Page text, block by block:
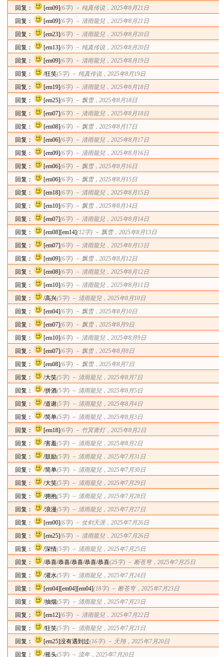
回复： [em09](6字) － 纯真传说 ，2025年8月21日
回复：
[em09](6字) － 清雨龍兒 ，2025年8月21日
回复：
[em23](6字) － 清雨龍兒 ，2025年8月20日
回复：
[em13](6字) － 纯真传说 ，2025年8月20日
回复：
[em09](6字) － 清雨龍兒 ，2025年8月19日
回复：
/狂笑(5字) － 纯真传说 ，2025年8月19日
回复：
[em19](6字) － 清雨龍兒 ，2025年8月18日
回复：
[em25](6字) － 飘雪，2025年8月18日
回复：
[em07](6字) － 清雨龍兒 ，2025年8月18日
回复：
[em08](6字) － 飘雪，2025年8月17日
回复：
[em06](6字) － 清雨龍兒 ，2025年8月17日
回复：
[em09](6字) － 清雨龍兒 ，2025年8月16日
回复：
[em06](6字) － 飘雪，2025年8月16日
回复：
[em06](6字) － 飘雪，2025年8月15日
回复：
[em18](6字) － 清雨龍兒 ，2025年8月15日
回复：
[em10](6字) － 飘雪，2025年8月14日
回复：
[em07](6字) － 清雨龍兒 ，2025年8月14日
回复：
[em08][em14](12字) － 飘雪，2025年8月13日
回复：
[em07](6字) － 清雨龍兒 ，2025年8月13日
回复：
[em09](6字) － 飘雪，2025年8月12日
回复：
[em08](6字) － 清雨龍兒 ，2025年8月12日
回复：
[em10](6字) － 清雨龍兒 ，2025年8月11日
回复：
/高兴(5字) － 清雨龍兒 ，2025年8月10日
回复：
[em04](6字) － 飘雪，2025年8月10日
回复：
[em07](6字) － 飘雪，2025年8月9日
回复：
[em10](6字) － 清雨龍兒 ，2025年8月9日
回复：
[em07](6字) － 飘雪，2025年8月8日
回复：
[em08](6字) － 飘雪，2025年8月7日
回复：
/大笑(5字) － 清雨龍兒 ，2025年8月7日
回复：
/拼酒(5字) － 清雨龍兒 ，2025年8月5日
回复：
/道谢(5字) － 清雨龍兒 ，2025年8月4日
回复：
/简单(5字) － 清雨龍兒 ，2025年8月3日
回复：
[em18](6字) － 竹冥青灯，2025年8月2日
回复：
/害羞(5字) － 清雨龍兒 ，2025年8月2日
回复：
/鼓励(5字) － 清雨龍兒 ，2025年7月31日
回复：
/简单(5字) － 清雨龍兒 ，2025年7月30日
回复：
/大笑(5字) － 清雨龍兒 ，2025年7月29日
回复：
/拥抱(5字) － 清雨龍兒 ，2025年7月28日
回复：
/浪漫(5字) － 清雨龍兒 ，2025年7月27日
回复：
[em00](6字) － 仗剑天涯，2025年7月26日
回复：
[em25](6字) － 清雨龍兒 ，2025年7月26日
回复：
/深情(5字) － 清雨龍兒 ，2025年7月25日
回复：
/恭喜/恭喜/恭喜/恭喜/恭喜(25字) － 断苍穹，2025年7月25日
回复：
/灌水(5字) － 清雨龍兒 ，2025年7月24日
回复：
[em04][em04][em04](18字) － 断苍穹，2025年7月23日
回复：
/抽烟(5字) － 清雨龍兒 ，2025年7月23日
回复：
[em12](6字) － 清雨龍兒 ，2025年7月22日
回复：
/狂笑(5字) － 清雨龍兒 ，2025年7月21日
回复：
[em25]没有遇到过(16字) － 天翔，2025年7月20日
回复：
/摇头(5字) － 流年，2025年7月20日